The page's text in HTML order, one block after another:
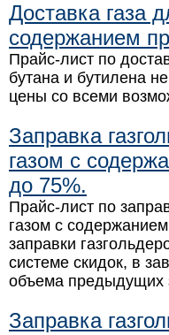
Доставка газа
содержанием
Прайс-лист по
бутана и бутилена
цены со всеми
Заправка
газом с
до 75%.
Прайс-лист по
газом с
заправки
системе скидок, в
объема предыдущих
Заправка